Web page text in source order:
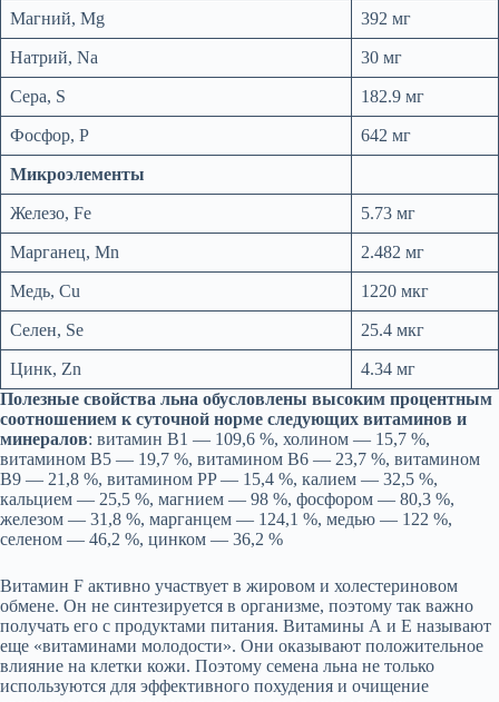
Магний, Mg 392 мг
Натрий, Na 30 мг
Сера, S 182.9 мг
Фосфор, P 642 мг
Микроэлементы
Железо, Fe 5.73 мг
Марганец, Mn 2.482 мг
Медь, Cu 1220 мкг
Селен, Se 25.4 мкг
Цинк, Zn
4.34 мг
Полезные свойства льна обусловлены высоким процентным
соотношением к суточной норме следующих витаминов и
минералов: витамин B1 — 109,6 %, холином — 15,7 %,
витамином B5 — 19,7 %, витамином B6 — 23,7 %, витамином
B9 — 21,8 %, витамином PP — 15,4 %, калием — 32,5 %,
кальцием — 25,5 %, магнием — 98 %, фосфором — 80,3 %,
железом — 31,8 %, марганцем — 124,1 %, медью — 122 %,
селеном — 46,2 %, цинком — 36,2 %
Витамин F активно участвует в жировом и холестериновом
обмене. Он не синтезируется в организме, поэтому так важно
получать его с продуктами питания. Витамины А и Е называют
еще «витаминами молодости». Они оказывают положительное
влияние на клетки кожи. Поэтому семена льна не только
используются для эффективного похудения и очищение